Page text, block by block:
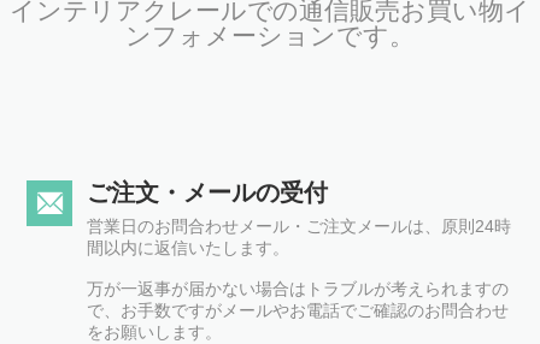
インテリアクレールでの通信販売お買い物イ
ンフォメーションです。
ご注文・メールの受付
営業日のお問合わせメール・ご注文メールは、原則24時
間以内に返信いたします。
万が一返事が届かない場合はトラブルが考えられますの
で、お手数ですがメールやお電話でご確認のお問合わせ
をお願いします。